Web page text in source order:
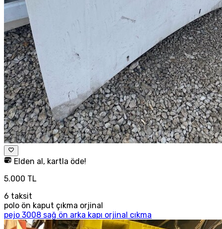
Elden al, kartla öde!
5.000 TL
6 taksit
polo ön kaput çıkma orjinal
pejo 3008 sağ ön arka kapı orjinal cıkma